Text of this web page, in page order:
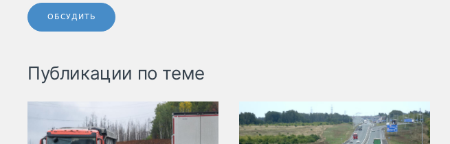
ОБСУДИТЬ
Публикации по теме